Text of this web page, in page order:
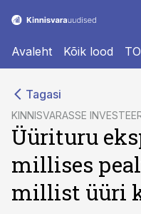
Avaleht Kõik lood
Tagasi
KINNISVARASSE
Üürituru
millises
millist üüri